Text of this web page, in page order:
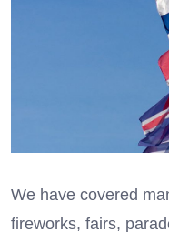
We have covered
fireworks, fairs,